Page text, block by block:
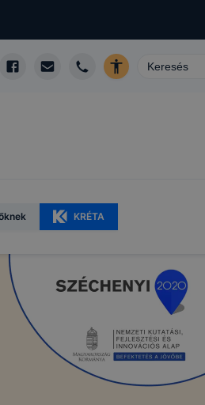
KRÉTA